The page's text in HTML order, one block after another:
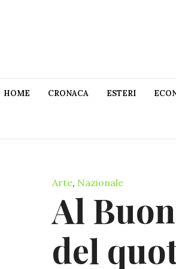
HOME CRONACA ESTERI
Arte, Nazionale
Al
del